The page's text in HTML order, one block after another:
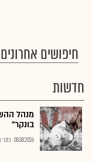
חיפושים אחרונים
חדשות
מנהל
בונקר"
08.08.2026 כתבי